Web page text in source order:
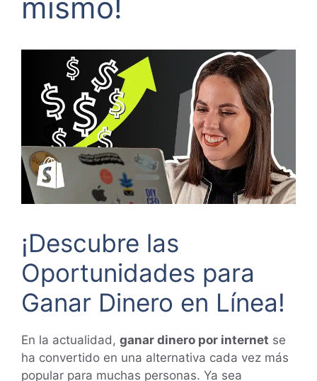
mismo!
¡Descubre las
Oportunidades para
Ganar Dinero en Línea!
En la actualidad, ganar dinero por internet se
ha convertido en una alternativa cada vez más
popular para muchas personas. Ya sea